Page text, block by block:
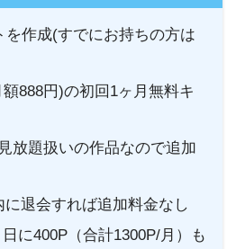
を作成(すでにお持ちの方は
888円)の初回1ヶ月無料キ
放題扱いの作品なので追加
退会すれば追加料金なし
に400P（合計1300P/月）も